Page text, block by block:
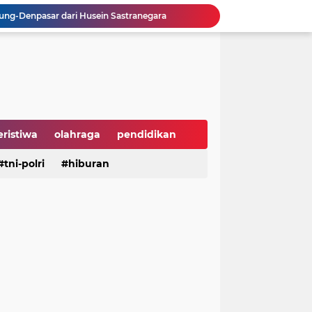
Denpasar dari Husein Sastranegara
Dorong Daya Beli dan Ekonomi Nasional
PSEL Legok Nangka
Pangan Harga Terjangkau
olahraga pendidikan
hiburan serba serbi
tni-polri hiburan